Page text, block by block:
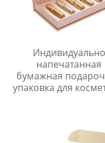
Индивидуально
напечатанная
бумажная
упаковка для